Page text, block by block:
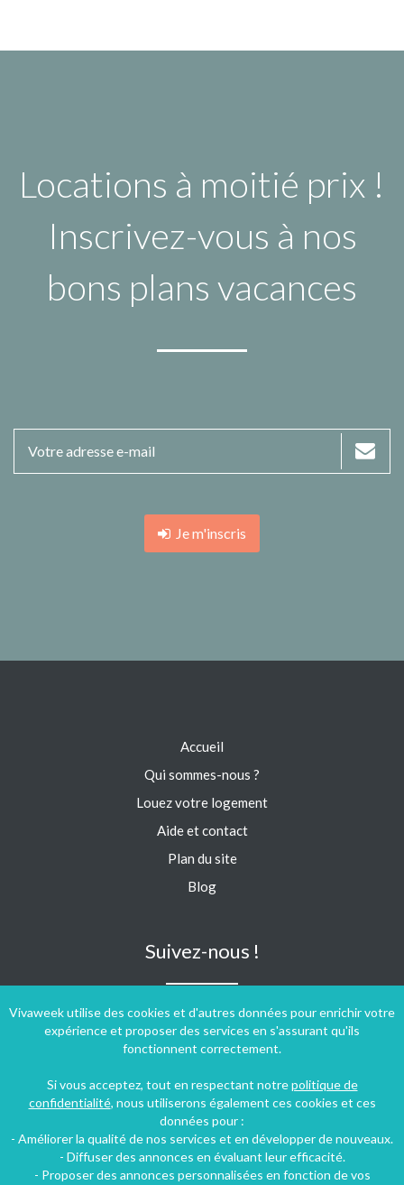
Locations à moitié prix !
Inscrivez-vous à nos
bons plans vacances
Je m'inscris
Vivaweek utilise des cookies et d'autres données pour enrichir votre
expérience et proposer des services en s'assurant qu'ils
fonctionnent correctement.
Si vous acceptez, tout en respectant notrepolitique de
confidentialité, nous utiliserons également ces cookies et ces
données pour :
- Améliorer la qualité de nos services et en développer de nouveaux.
- Diffuser des annonces en évaluant leur efficacité.
- Proposer des annonces personnalisées en fonction de vos
Accueil
Qui sommes-nous ?
Louez votre logement
Aide et contact
Plan du site
Blog
Suivez-nous !